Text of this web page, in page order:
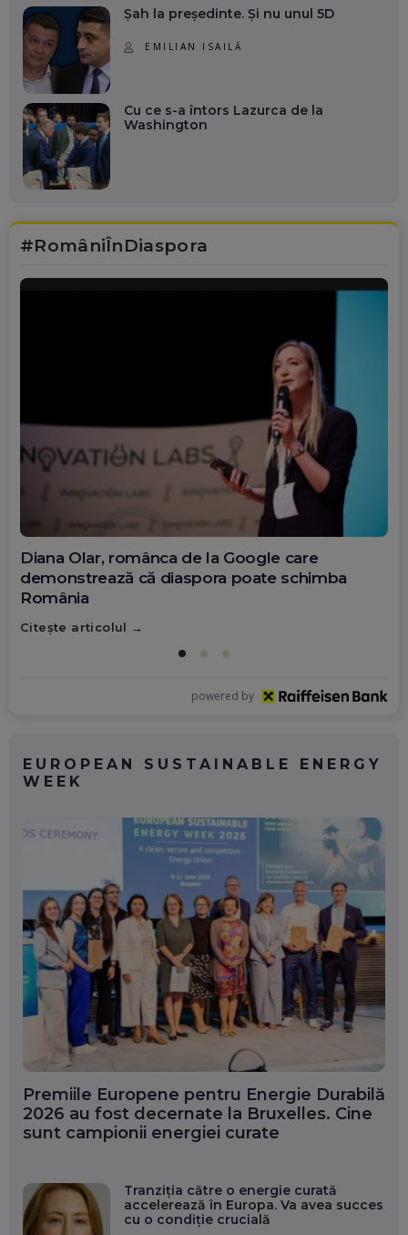
Șah la președinte. Și nu unul 5D
EMILIAN ISAILĂ
Cu ce s-a întors Lazurca de la
Washington
#RomâniÎnDiaspora
Diana Olar, românca de la Google care
demonstrează că diaspora poate schimba
România
Citește articolul
powered by
EUROPEAN SUSTAINABLE ENERGY
WEEK
Premiile Europene pentru Energie Durabilă
2026 au fost decernate la Bruxelles. Cine
sunt campionii energiei curate
Tranziția către o energie curată
accelerează în Europa. Va avea succes
cu o condiție crucială